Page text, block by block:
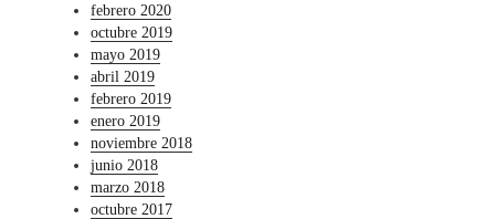
febrero 2020
octubre 2019
mayo 2019
abril 2019
febrero 2019
enero 2019
noviembre 2018
junio 2018
marzo 2018
octubre 2017